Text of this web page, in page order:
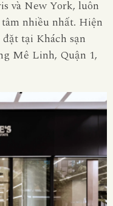
và New York, luôn
nhiều nhất. Hiện
tại Khách sạn
Mê Linh, Quận 1,